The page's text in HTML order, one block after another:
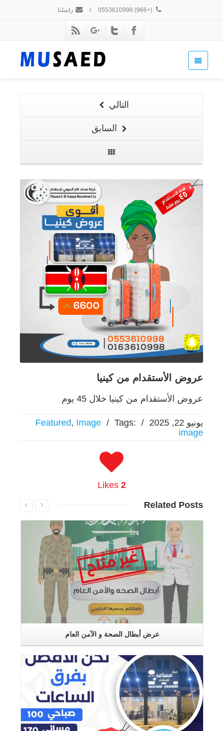
(+966) 0553610998
/ راسلنا
التالي
السابق
عروض الأستقدام من كينيا
عروض الأستقدام من كينيا خلال 45 يوم
يونيو 22, 2025 /
Featured, Image / Tags:
image
2
Likes
Related Posts
عرض أبطال الصحة و الآمن العام